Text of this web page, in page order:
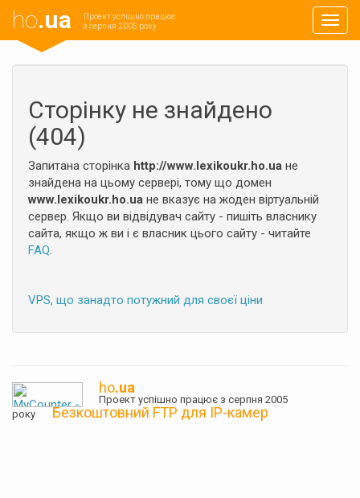
ho.ua
Проект успішно працює
з серпня 2005 року
Сторінку не знайдено
(404)
Запитана сторінка http://www.lexikoukr.ho.ua не
знайдена на цьому сервері, тому що домен
www.lexikoukr.ho.ua не вказує на жоден віртуальній
сервер. Якщо ви відвідувач сайту - пишіть власнику
сайта, якщо ж ви і є власник цього сайту - читайте
FAQ.
VPS, що занадто потужний для своєї ціни
ho.ua
Проект успішно працює з серпня 2005
року Безкоштовний FTP для IP-камер